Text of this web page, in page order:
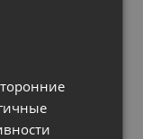
вход SSO и
и
RUSSIAN